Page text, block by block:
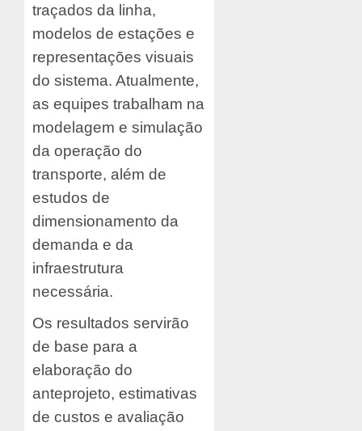
traçados da linha,
modelos de estações e
representações visuais
do sistema. Atualmente,
as equipes trabalham na
modelagem e simulação
da operação do
transporte, além de
estudos de
dimensionamento da
demanda e da
infraestrutura
necessária.
Os resultados servirão
de base para a
elaboração do
anteprojeto, estimativas
de custos e avaliação